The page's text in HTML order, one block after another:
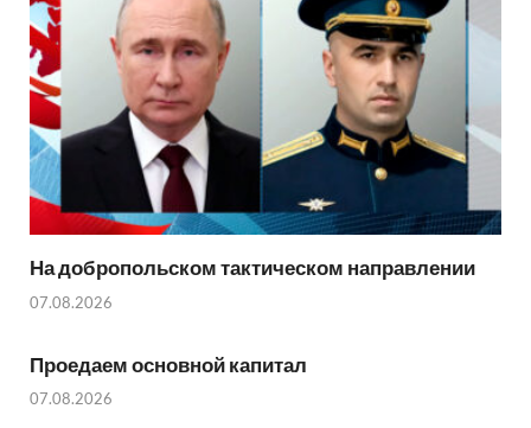
На добропольском тактическом направлении
07.08.2026
Проедаем основной капитал
07.08.2026